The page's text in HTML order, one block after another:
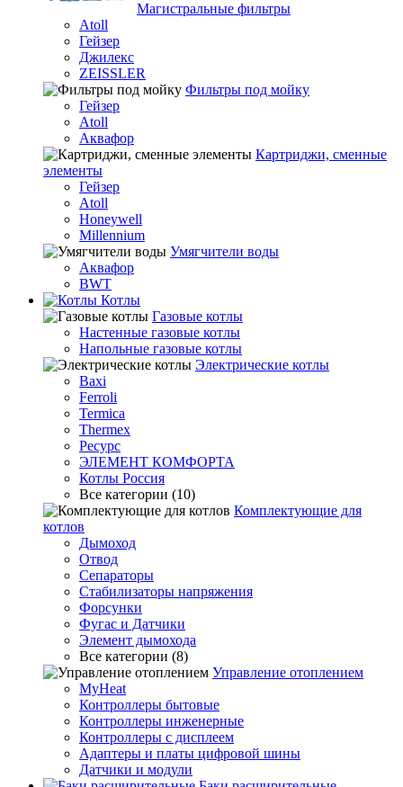
Магистральные фильтры
Atoll
Гейзер
Джилекс
ZEISSLER
Фильтры под мойку
Гейзер
Atoll
Аквафор
Картриджи, сменные
элементы
Гейзер
Atoll
Honeywell
Millennium
Умягчители воды
Аквафор
BWT
Котлы
Гaзовые котлы
Настенные газовые котлы
Напольные газовые котлы
Электрические котлы
Baxi
Ferroli
Termica
Thermex
Ресурс
ЭЛЕМЕНТ КОМФОРТА
Котлы Россия
Все категории (10)
Комплектующие для
котлов
Дымоход
Отвод
Сепараторы
Стабилизаторы напряжения
Форсунки
Фугас и Датчики
Элемент дымохода
Все категории (8)
Управление отоплением
MyHeat
Контроллеры бытовые
Контроллеры инженерные
Контроллеры с дисплеем
Адаптеры и платы цифровой шины
Датчики и модули